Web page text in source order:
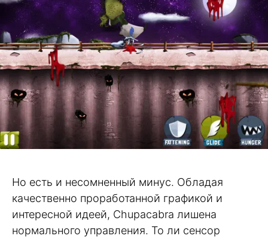
Но есть и несомненный минус. Обладая
качественно проработанной графикой и
интересной идеей, Chupacabra лишена
нормального управления. То ли сенсор